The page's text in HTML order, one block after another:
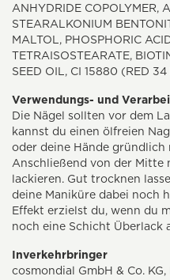
ANHYDRIDE COPOLYMER,
STEARALKONIUM
MALTOL, PHOSPHORIC
TETRAISOSTEARATE,
SEED OIL, CI 15880 (RED
Verwendungs- und
Die Nägel sollten vor dem
kannst du einen ölfreien
oder deine Hände gründlich
Anschließend von der Mitte
lackieren. Gut trocknen
deine Maniküre dabei noch
Effekt erzielst du, wenn du
noch eine Schicht Überlack
Inverkehrbringer
cosmondial GmbH & Co.